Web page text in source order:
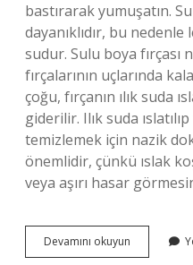
bastırarak yumuşatın.
dayanıklıdır, bu
sudur. Sulu boya fırçası
fırçalarının uçlarında
çoğu, fırçanın ılık suda
giderilir. Ilık suda
temizlemek için nazik
önemlidir, çünkü ıslak
veya aşırı hasar
Devamını okuyun Katılaşmış
Boya